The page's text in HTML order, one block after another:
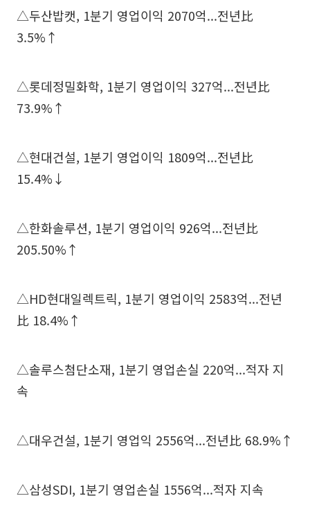
△두산밥캣, 1분기 영업이익 2070억...전년比
3.5%↑
△롯데정밀화학, 1분기 영업이익 327억...전년比
73.9%↑
△현대건설, 1분기 영업이익 1809억...전년比
15.4%↓
△한화솔루션, 1분기 영업이익 926억...전년比
205.50%↑
△HD현대일렉트릭, 1분기 영업이익 2583억...전년
比 18.4%↑
△솔루스첨단소재, 1분기 영업손실 220억...적자 지
속
△대우건설, 1분기 영업익 2556억...전년比 68.9%↑
△삼성SDI, 1분기 영업손실 1556억...적자 지속